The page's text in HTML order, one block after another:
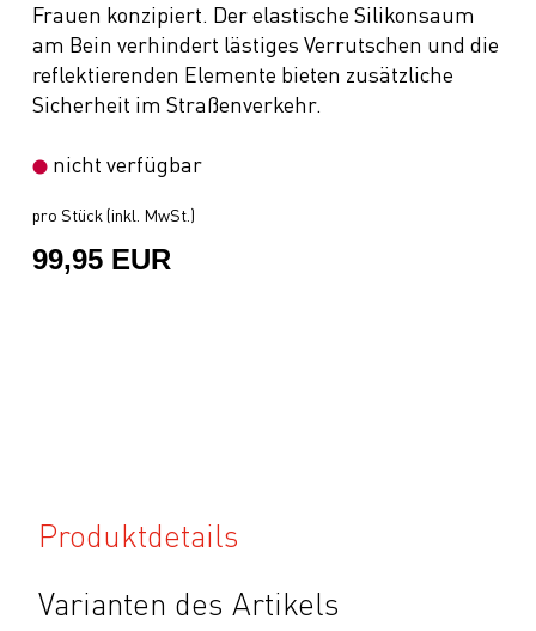
Frauen konzipiert. Der elastische Silikonsaum
am Bein verhindert lästiges Verrutschen und die
reflektierenden Elemente bieten zusätzliche
Sicherheit im Straßenverkehr.
nicht verfügbar
pro Stück (inkl. MwSt.)
99,95 EUR
Produktdetails
Varianten des Artikels